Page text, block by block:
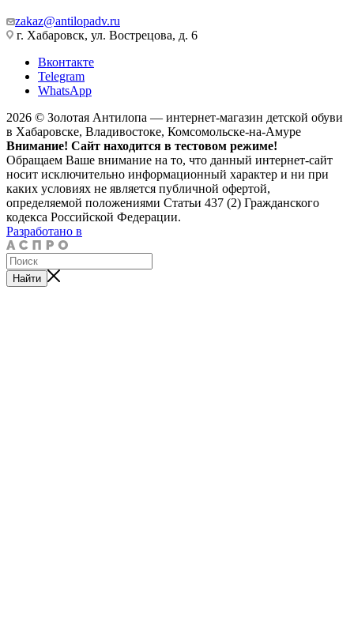
zakaz@antilopadv.ru
г. Хабаровск, ул. Вострецова, д. 6
Вконтакте
Telegram
WhatsApp
2026 © Золотая Антилопа — интернет-магазин детской обуви
в Хабаровске, Владивостоке, Комсомольске-на-Амуре
Внимание! Сайт находится в тестовом режиме!
Обращаем Ваше внимание на то, что данный интернет-сайт
носит исключительно информационный характер и ни при
каких условиях не является публичной офертой,
определяемой положениями Статьи 437 (2) Гражданского
кодекса Российской Федерации.
Разработано в
Найти